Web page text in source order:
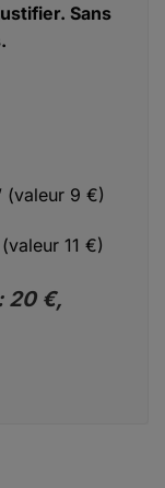
Sans
(valeur 9 €)
11 €)
20 €,